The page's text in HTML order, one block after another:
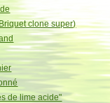
clone super)
de lime acide"